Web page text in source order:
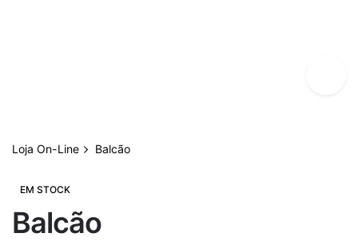
Loja On-Line Balcão
EM STOCK
Balcão